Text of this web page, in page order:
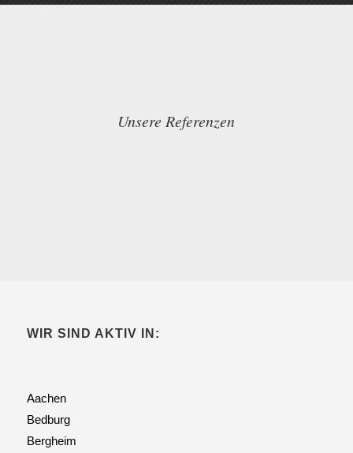
Unsere Referenzen
WIR SIND AKTIV IN:
Aachen
Bedburg
Bergheim